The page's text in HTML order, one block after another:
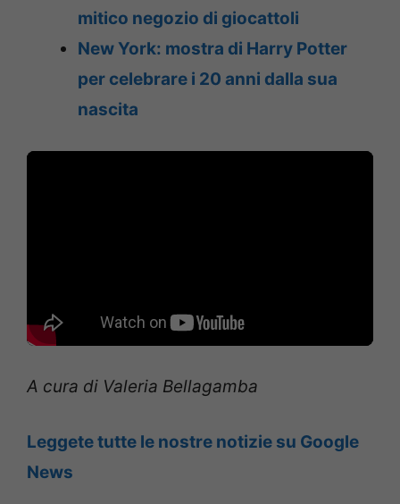
mitico negozio di giocattoli
New York: mostra di Harry Potter
per celebrare i 20 anni dalla sua
nascita
A cura di Valeria Bellagamba
Leggete tutte le nostre notizie su Google
News